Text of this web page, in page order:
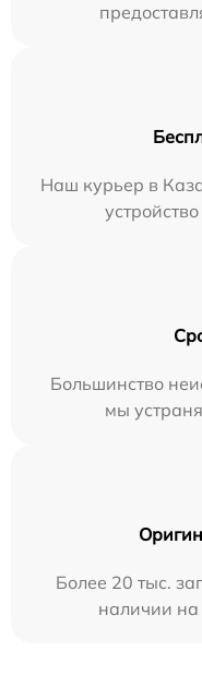
Наш курьер в
Большинство
мы
Более 20 тыс.
наличии на